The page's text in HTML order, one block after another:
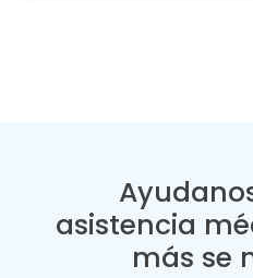
asistencia
más se